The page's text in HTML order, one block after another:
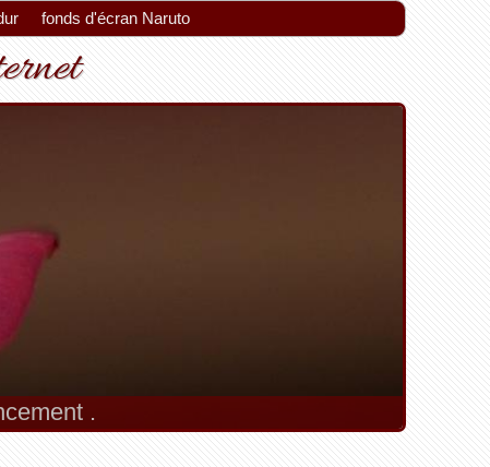
fonds d'écran Naruto
.